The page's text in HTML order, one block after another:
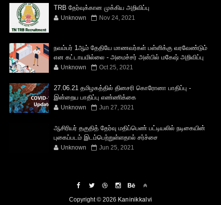
TRB தேர்வுக்கான முக்கிய அறிவிப்பு
Unknown Nov 24, 2021
நவம்பர் 1ஆம் தேதியே மாணவர்கள் பள்ளிக்கு வரவேண்டும்
என கட்டாயமில்லை - அமைச்சர் அன்பில் மகேஷ் அறிவிப்பு
Unknown Oct 25, 2021
27.06.21 தமிழகத்தில் தினசரி கொரோனா பாதிப்பு -
இன்றைய பாதிப்பு எண்ணிக்கை
Unknown Jun 27, 2021
ஆசிரியர் தகுதித் தேர்வு மதிப்பெண் பட்டியலில் நடிகையின்
புகைப்படம் இடம்பெற்றுள்ளதால் சர்ச்சை
Unknown Jun 25, 2021
Copyright © 2026 Kaninikkalvi